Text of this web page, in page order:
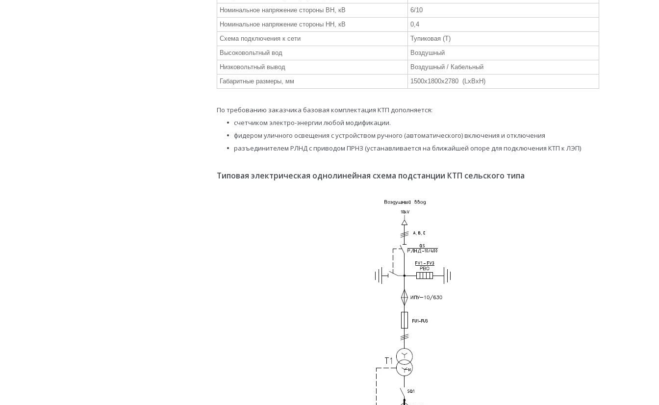
Номинальное напряжение стороны ВН, кВ
6/10
Номинальное напряжение стороны НН, кВ
0,4
Схема подключения к сети
Тупиковая (Т)
Высоковольтный вод
Воздушный
Низковольтный вывод
Воздушный / Кабельный
Габаритные размеры, мм
1500x1800x2780 (LxBxH)
По требованию заказчика базовая комплектация КТП дополняется:
счетчиком электро-энергии любой модификации.
фидером уличного освещения с устройством ручного (автоматического) включения и отключения
разъединителем РЛНД с приводом ПРНЗ (устанавливается на ближайшей опоре для подключения КТП к ЛЭП)
Типовая электрическая однолинейная схема подстанции КТП сельского типа